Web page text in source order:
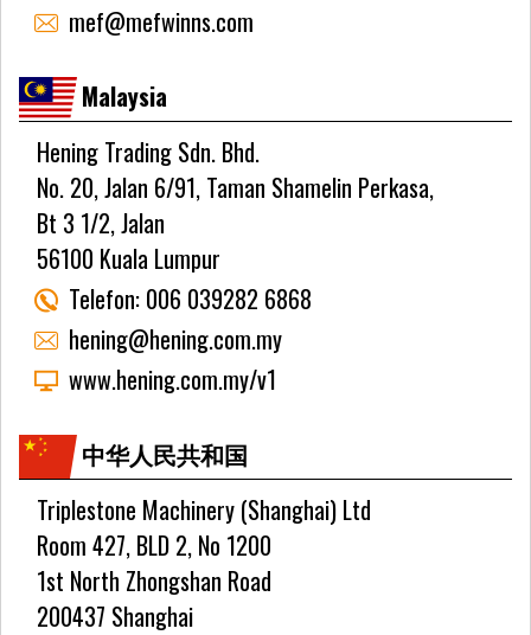
mef@mefwinns.com
Malaysia
Hening Trading Sdn. Bhd.
No. 20, Jalan 6/91, Taman Shamelin Perkasa,
Bt 3 1/2, Jalan
56100 Kuala Lumpur
Telefon: 006 039282 6868
hening@hening.com.my
www.hening.com.my/v1
中华人民共和国
Triplestone Machinery (Shanghai) Ltd
Room 427, BLD 2, No 1200
1st North Zhongshan Road
200437 Shanghai